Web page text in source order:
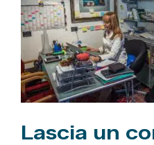
Lascia un